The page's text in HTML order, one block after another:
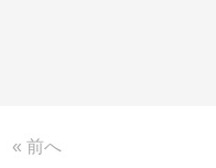
« 前へ